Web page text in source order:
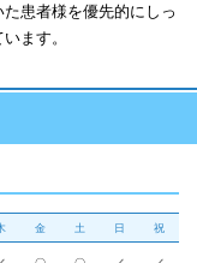
患者様を優先的にしっ
ます。
金 土 日 祝